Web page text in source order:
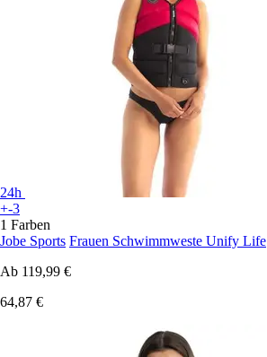
24h
+-3
1 Farben
Jobe Sports Frauen Schwimmweste Unify Life
Ab 119,99 €
64,87 €